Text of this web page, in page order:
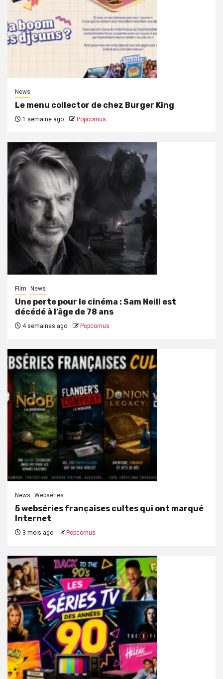
News
Le menu collector de chez Burger King
1 semaine ago Popcornus
Film News
Une perte pour le cinéma : Sam Neill est
décédé à l’âge de 78 ans
4 semaines ago Popcornus
News Webséries
5 webséries françaises cultes qui ont marqué
Internet
3 mois ago Popcornus